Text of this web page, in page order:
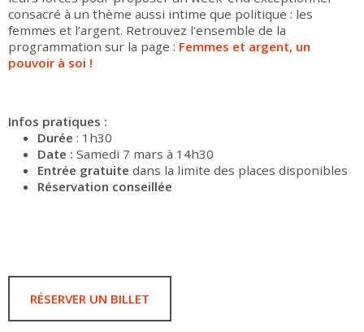
consacré à un thème aussi intime que politique : les
femmes et l’argent. Retrouvez l'ensemble de la
programmation sur la page : Femmes et argent, un
pouvoir à soi !
Infos pratiques :
Durée : 1h30
Date : Samedi 7 mars à 14h30
Entrée gratuite dans la limite des places disponibles
Réservation conseillée
RÉSERVER UN BILLET